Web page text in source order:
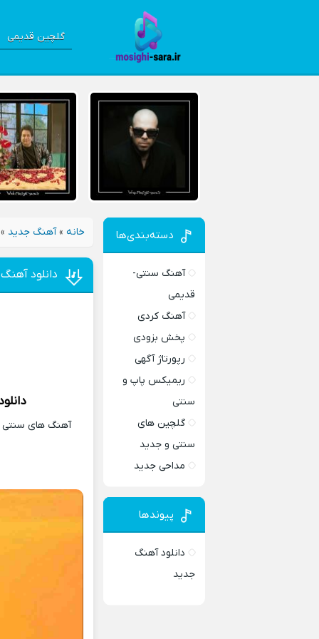
گلچین قدیمی
خانه »آهنگ جدید
دانلود
آهنگ های سنتی
دسته‌بندی‌ها
آهنگ سنتی-
قدیمی
آهنگ کردی
پخش بزودی
رپورتاژ آگهی
ریمیکس پاپ و
سنتی
گلچین های
سنتی و جدید
مداحی جدید
پیوندها
دانلود آهنگ
جدید